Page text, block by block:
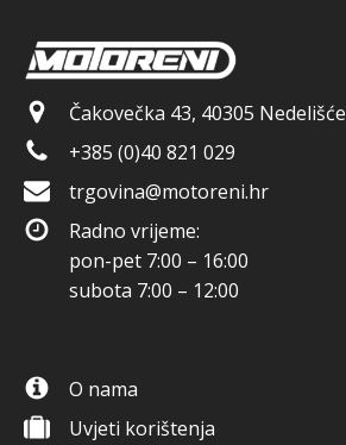
Čakovečka 43, 40305 Nedelišće
+385 (0)40 821 029
trgovina@motoreni.hr
Radno vrijeme:
pon-pet 7:00 – 16:00
subota 7:00 – 12:00
O nama
Uvjeti korištenja